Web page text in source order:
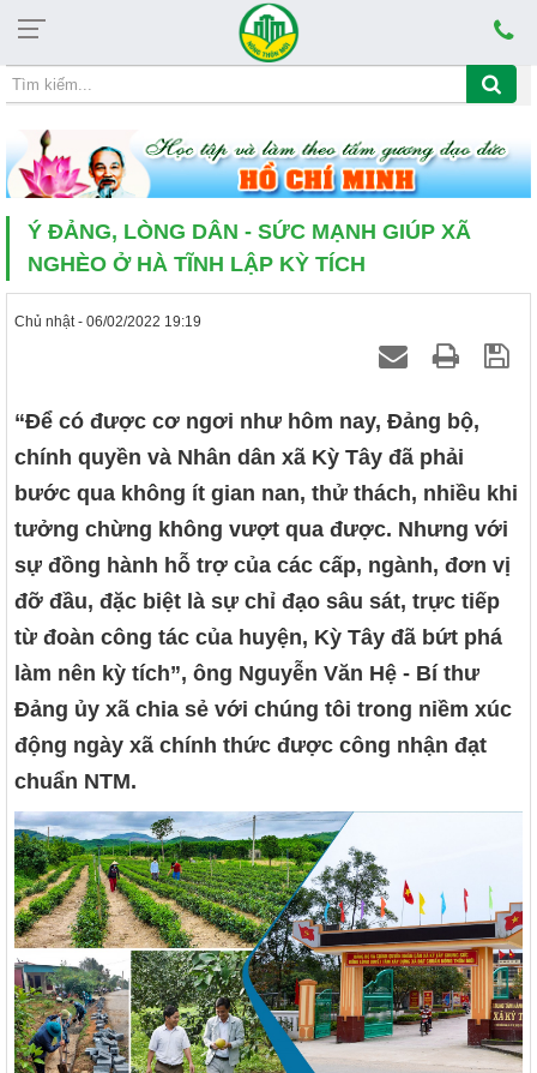
Thứ năm, 06/08/2026, 22:06
ĐỨC HCM CỦA VĂN PHÒNG ĐIỂU PHỐI NÔNG THÔN MỚI
Ý ĐẢNG, LÒNG DÂN - SỨC MẠNH GIÚP XÃ
NGHÈO Ở HÀ TĨNH LẬP KỲ TÍCH
Chủ nhật - 06/02/2022 19:19
“Để có được cơ ngơi như hôm nay, Đảng bộ,
chính quyền và Nhân dân xã Kỳ Tây đã phải
bước qua không ít gian nan, thử thách, nhiều khi
tưởng chừng không vượt qua được. Nhưng với
sự đồng hành hỗ trợ của các cấp, ngành, đơn vị
đỡ đầu, đặc biệt là sự chỉ đạo sâu sát, trực tiếp
từ đoàn công tác của huyện, Kỳ Tây đã bứt phá
làm nên kỳ tích”, ông Nguyễn Văn Hệ - Bí thư
Đảng ủy xã chia sẻ với chúng tôi trong niềm xúc
động ngày xã chính thức được công nhận đạt
chuẩn NTM.